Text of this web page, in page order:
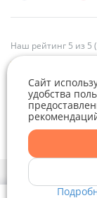
Наш рейтинг 5 из 5
Политика
Политика
Сайт
удобства